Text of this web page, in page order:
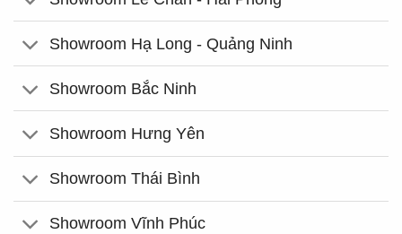
Showroom Hạ Long - Quảng Ninh
Showroom Bắc Ninh
Showroom Hưng Yên
Showroom Thái Bình
Showroom Vĩnh Phúc